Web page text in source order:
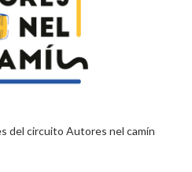
del circuito Autores nel camín